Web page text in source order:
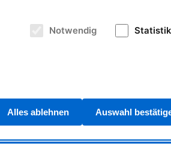
Notwendig Statistik
Alles ablehnen Auswahl